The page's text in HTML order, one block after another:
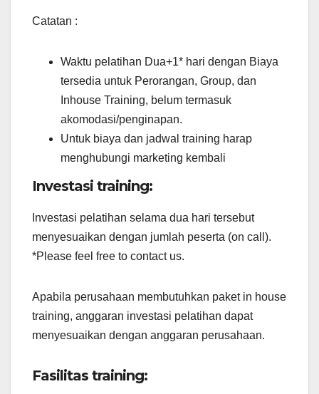
Catatan :
Waktu pelatihan Dua+1* hari dengan Biaya
tersedia untuk Perorangan, Group, dan
Inhouse Training, belum termasuk
akomodasi/penginapan.
Untuk biaya dan jadwal training harap
menghubungi marketing kembali
Investasi training:
Investasi pelatihan selama dua hari tersebut
menyesuaikan dengan jumlah peserta (on call).
*Please feel free to contact us.
Apabila perusahaan membutuhkan paket in house
training, anggaran investasi pelatihan dapat
menyesuaikan dengan anggaran perusahaan.
Fasilitas training: